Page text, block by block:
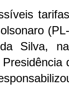
Silva,